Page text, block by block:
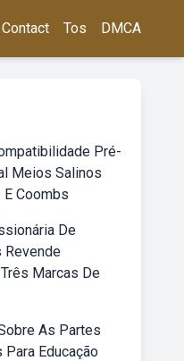
Contact Tos DMCA
Pré-
Meios Salinos
Coombs
De
Revende
Marcas De
As Partes
Para Educação